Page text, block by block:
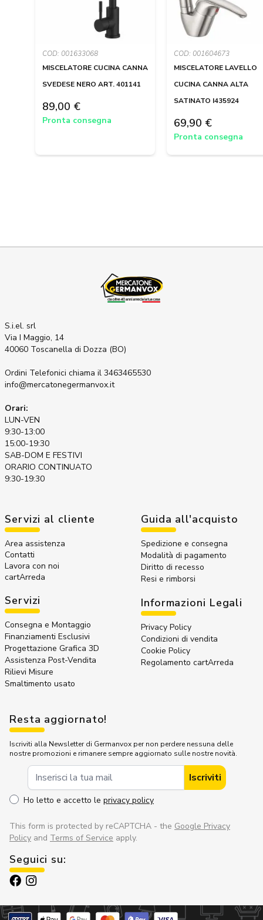
COD: 001633068
MISCELATORE CUCINA CANNA
SVEDESE NERO ART. 401141
89,00 €
Pronta consegna
COD: 001604673
MISCELATORE LAVELLO
CUCINA CANNA ALTA
SATINATO I435924
69,90 €
Pronta consegna
S.i.el. srl
Via I Maggio, 14
40060 Toscanella di Dozza (BO)
Ordini Telefonici chiama il 3463465530
info@mercatonegermanvox.it
Orari:
LUN-VEN
9:30-13:00
15:00-19:30
SAB-DOM E FESTIVI
ORARIO CONTINUATO
9:30-19:30
Servizi al cliente
Area assistenza
Contatti
Lavora con noi
cartArreda
Servizi
Consegna e Montaggio
Finanziamenti Esclusivi
Progettazione Grafica 3D
Assistenza Post-Vendita
Rilievi Misure
Smaltimento usato
Guida all'acquisto
Spedizione e consegna
Modalità di pagamento
Diritto di recesso
Resi e rimborsi
Informazioni Legali
Privacy Policy
Condizioni di vendita
Cookie Policy
Regolamento cartArreda
Resta aggiornato!
Iscriviti alla Newsletter di Germanvox per non perdere nessuna delle
nostre promozioni e rimanere sempre aggiornato sulle nostre novità.
Iscriviti
Ho letto e accetto le privacy policy
This form is protected by reCAPTCHA - the Google Privacy
Policy and Terms of Service apply.
Seguici su: